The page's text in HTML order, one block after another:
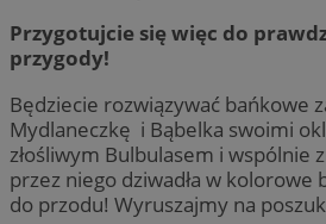
Przygotujcie się więc do
przygody!
Będziecie rozwiązywać bańkowe
Mydlaneczkę i Bąbelka swoimi
złośliwym Bulbulasem i wspólnie
przez niego dziwadła w kolorowe
do przodu! Wyruszajmy na